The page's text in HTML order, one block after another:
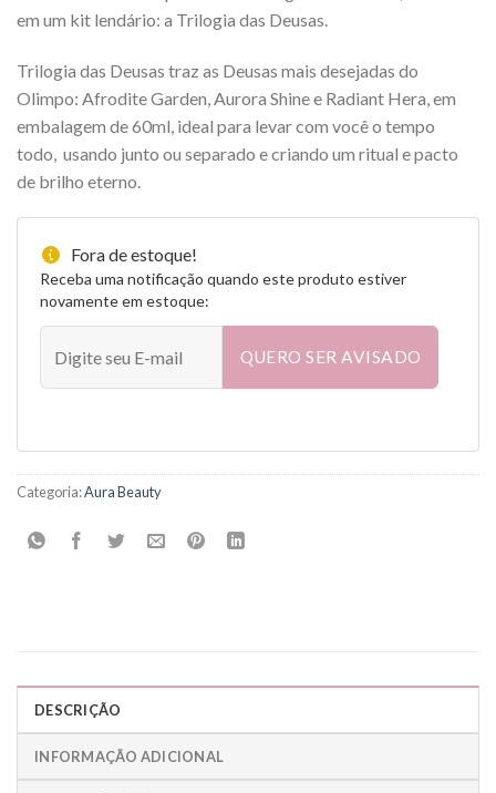
em um kit lendário: a Trilogia das Deusas.
Trilogia das Deusas traz as Deusas mais desejadas do
Olimpo: Afrodite Garden, Aurora Shine e Radiant Hera, em
embalagem de 60ml, ideal para levar com você o tempo
todo, usando junto ou separado e criando um ritual e pacto
de brilho eterno.
Fora de estoque!
Receba uma notificação quando este produto estiver
novamente em estoque:
QUERO SER AVISADO
Categoria:Aura Beauty
DESCRIÇÃO
INFORMAÇÃO ADICIONAL